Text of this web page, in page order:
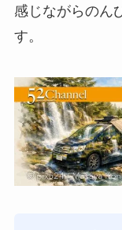
感じながらのん
す。